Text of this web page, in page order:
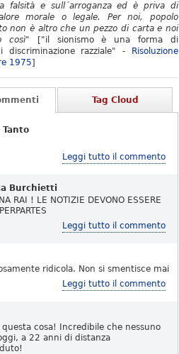
falsità e sull´arroganza ed è priva di
morale o legale. Per noi, popolo
non è altro che un pezzo di carta e noi
così" ["il sionismo è una forma di
discriminazione razziale" -
Risoluzione
1975]
Tag Cloud
Tanto
Leggi tutto il commento
Burchietti
RAI ! LE NOTIZIE DEVONO ESSERE
Leggi tutto il commento
ridicola. Non si smentisce mai
Leggi tutto il commento
questa cosa! Incredibile che nessuno
a 22 anni di distanza